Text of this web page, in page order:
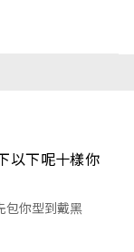
以下呢十樣你
包你型到戴黑